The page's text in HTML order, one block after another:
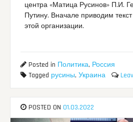
центра «Матица Русинов» П.И.
Путину. Вначале приводим
этой организации.
Posted in Политика, Россия
Tagged русины,Украина
POSTED ON 01.03.2022